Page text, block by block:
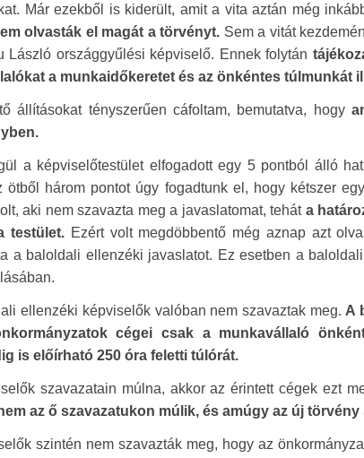
Már ezekből is kiderült, amit a vita aztán még
olvasták el magát a törvényt. Sem a vitát
László országgyűlési képviselő. Ennek folytán
a munkaidőkeretet és az önkéntes túlmunkát
állításokat tényszerűen cáfoltam, bemutatva, hogy
a képviselőtestület elfogadott egy 5 pontból álló
ötből három pontot úgy fogadtunk el, hogy kétszer
aki nem szavazta meg a javaslatomat, teháta
testület. Ezért volt megdöbbentő még aznap azt
a baloldali ellenzéki javaslatot. Ez esetben a
ellenzéki képviselők valóban nem szavaztak meg. A
cégei csak a munkavállaló
is előírható 250 óra feletti túlórát.
szavazatain múlna, akkor az érintett cégek ezt
az ő szavazatukon múlik, és amúgy az új
szintén nem szavazták meg, hogy az